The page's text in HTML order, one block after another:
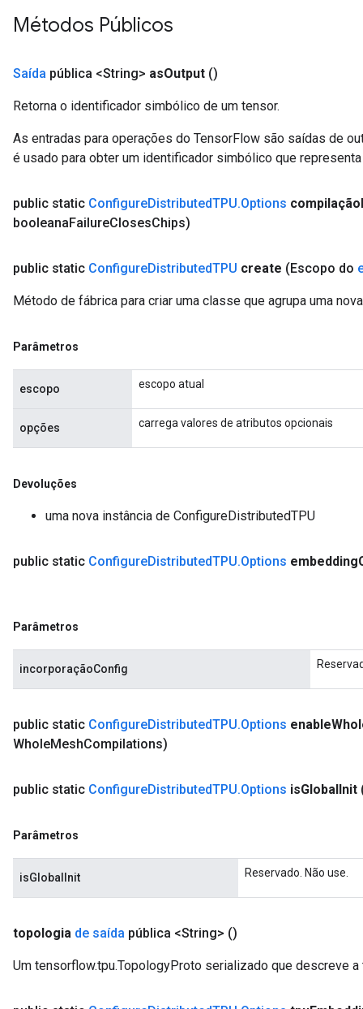
Métodos Públicos
Saída pública <String> asOutput ()
Retorna o identificador simbólico de um tensor.
As entradas para operações do TensorFlow são saídas de
é usado para obter um identificador simbólico que
public static ConfigureDistributedTPU.Options compilação
booleanaFailureClosesChips)
public static ConfigureDistributedTPU create (Escopo do
Método de fábrica para criar uma classe que agrupa uma
Parâmetros
escopo escopo atual
opções carrega valores de atributos opcionais
Devoluções
uma nova instância de ConfigureDistributedTPU
public static ConfigureDistributedTPU.Options embedding
Parâmetros
incorporaçãoConfig
public static ConfigureDistributedTPU.Options enable
WholeMeshCompilations)
public static ConfigureDistributedTPU.Options isGlobalInit
Parâmetros
isGlobalInit Reservado. Não use.
topologia de saída pública <String> ()
Um tensorflow.tpu.TopologyProto serializado que descreve a